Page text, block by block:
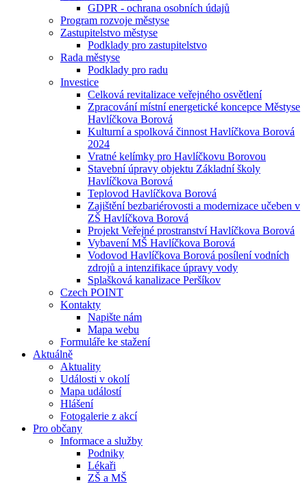
GDPR - ochrana osobních údajů
Program rozvoje městyse
Zastupitelstvo městyse
Podklady pro zastupitelstvo
Rada městyse
Podklady pro radu
Investice
Celková revitalizace veřejného osvětlení
Zpracování místní energetické koncepce Městyse
Havlíčkova Borová
Kulturní a spolková činnost Havlíčkova Borová
2024
Vratné kelímky pro Havlíčkovu Borovou
Stavební úpravy objektu Základní školy
Havlíčkova Borová
Teplovod Havlíčkova Borová
Zajištění bezbariérovosti a modernizace učeben v
ZŠ Havlíčkova Borová
Projekt Veřejné prostranství Havlíčkova Borová
Vybavení MŠ Havlíčkova Borová
Vodovod Havlíčkova Borová posílení vodních
zdrojů a intenzifikace úpravy vody
Splašková kanalizace Peršíkov
Czech POINT
Kontakty
Napište nám
Mapa webu
Formuláře ke stažení
Aktuálně
Aktuality
Události v okolí
Mapa událostí
Hlášení
Fotogalerie z akcí
Pro občany
Informace a služby
Podniky
Lékaři
ZŠ a MŠ